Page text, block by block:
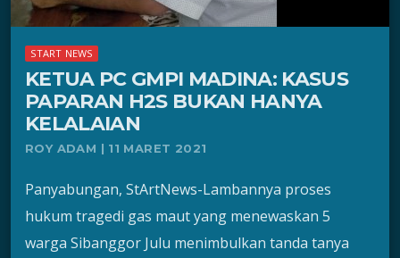
START NEWS
KETUA PC GMPI MADINA: KASUS
PAPARAN H2S BUKAN HANYA
KELALAIAN
ROY ADAM | 11 MARET 2021
Panyabungan, StArtNews-Lambannya proses
hukum tragedi gas maut yang menewaskan 5
warga Sibanggor Julu menimbulkan tanda tanya